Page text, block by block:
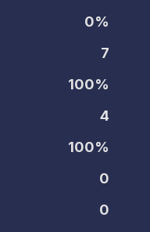
0%
7
100%
4
100%
0
0